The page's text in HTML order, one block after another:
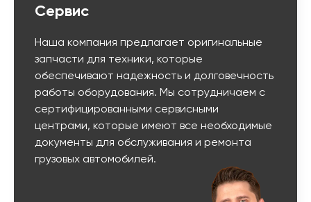
Сервис
Наша компания предлагает оригинальные
запчасти для техники, которые
обеспечивают надежность и долговечность
работы оборудования. Мы сотрудничаем с
сертифицированными сервисными
центрами, которые имеют все необходимые
документы для обслуживания и ремонта
грузовых автомобилей.